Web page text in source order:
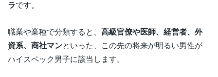
ラです。
職業や業種で分類すると、高級官僚や医師、経営者、外
資系、商社マンといった、この先の将来が明るい男性が
ハイスペック男子に該当します。